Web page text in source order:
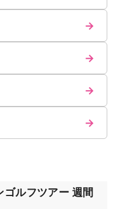
→
→
→
→
ルフツアー 週間